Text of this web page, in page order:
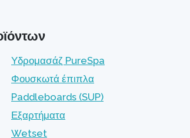
Υδρομασάζ PureSpa
Φουσκωτά έπιπλα
Paddleboards (SUP)
Εξαρτήματα
Wetset